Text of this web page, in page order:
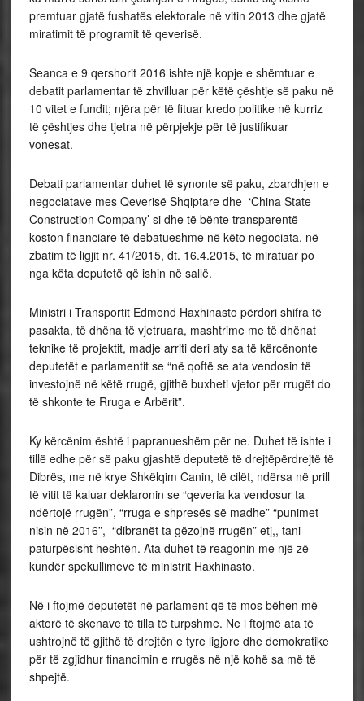
premtuar gjatë fushatës elektorale në vitin 2013 dhe gjatë
miratimit të programit të qeverisë.
Seanca e 9 qershorit 2016 ishte një kopje e shëmtuar e
debatit parlamentar të zhvilluar për këtë çështje së paku në
10 vitet e fundit; njëra për të fituar kredo politike në kurriz
të çështjes dhe tjetra në përpjekje për të justifikuar
vonesat.
Debati parlamentar duhet të synonte së paku, zbardhjen e
negociatave mes Qeverisë Shqiptare dhe ‘China State
Construction Company’ si dhe të bënte transparentë
koston financiare të debatueshme në këto negociata, në
zbatim të ligjit nr. 41/2015, dt. 16.4.2015, të miratuar po
nga këta deputetë që ishin në sallë.
Ministri i Transportit Edmond Haxhinasto përdori shifra të
pasakta, të dhëna të vjetruara, mashtrime me të dhënat
teknike të projektit, madje arriti deri aty sa të kërcënonte
deputetët e parlamentit se “në qoftë se ata vendosin të
investojnë në këtë rrugë, gjithë buxheti vjetor për rrugët do
të shkonte te Rruga e Arbërit”.
Ky kërcënim është i papranueshëm për ne. Duhet të ishte i
tillë edhe për së paku gjashtë deputetë të drejtëpërdrejtë të
Dibrës, me në krye Shkëlqim Canin, të cilët, ndërsa në prill
të vitit të kaluar deklaronin se “qeveria ka vendosur ta
ndërtojë rrugën”, “rruga e shpresës së madhe” “punimet
nisin në 2016”, “dibranët ta gëzojnë rrugën” etj,, tani
paturpësisht heshtën. Ata duhet të reagonin me një zë
kundër spekullimeve të ministrit Haxhinasto.
Në i ftojmë deputetët në parlament që të mos bëhen më
aktorë të skenave të tilla të turpshme. Ne i ftojmë ata të
ushtrojnë të gjithë të drejtën e tyre ligjore dhe demokratike
për të zgjidhur financimin e rrugës në një kohë sa më të
shpejtë.